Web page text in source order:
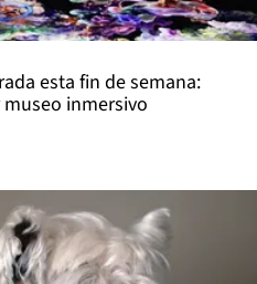
esta fin de semana:
inmersivo